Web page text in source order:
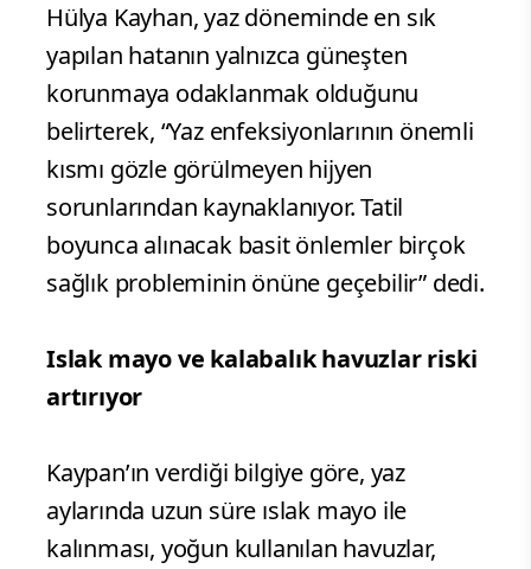
Hülya Kayhan, yaz döneminde en sık
yapılan hatanın yalnızca güneşten
korunmaya odaklanmak olduğunu
belirterek, “Yaz enfeksiyonlarının önemli
kısmı gözle görülmeyen hijyen
sorunlarından kaynaklanıyor. Tatil
boyunca alınacak basit önlemler birçok
sağlık probleminin önüne geçebilir” dedi.
Islak mayo ve kalabalık havuzlar riski
artırıyor
Kaypan’ın verdiği bilgiye göre, yaz
aylarında uzun süre ıslak mayo ile
kalınması, yoğun kullanılan havuzlar,